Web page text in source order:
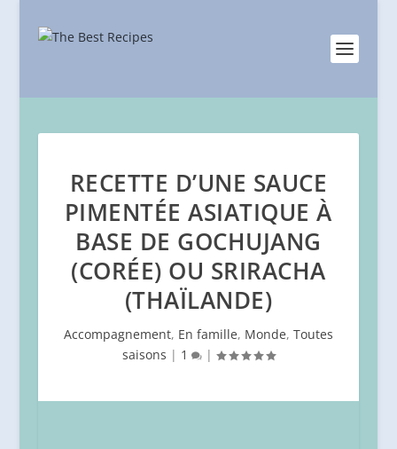
RECETTE D’UNE SAUCE
PIMENTÉE ASIATIQUE À
BASE DE GOCHUJANG
(CORÉE) OU SRIRACHA
(THAÏLANDE)
Accompagnement, En famille, Monde, Toutes
saisons | 1 |